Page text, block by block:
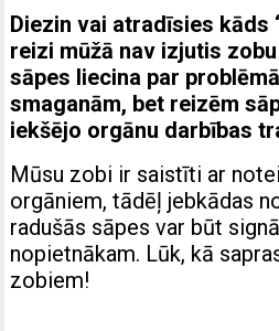
Diezin vai atradīsies kāds
reizi mūžā nav izjutis
sāpes liecina par
smaganām, bet reizēm
iekšējo orgānu darbības
Mūsu zobi ir saistīti ar
orgāniem, tādēļ jebkādas
radušās sāpes var būt
nopietnākam. Lūk, kā
zobiem!